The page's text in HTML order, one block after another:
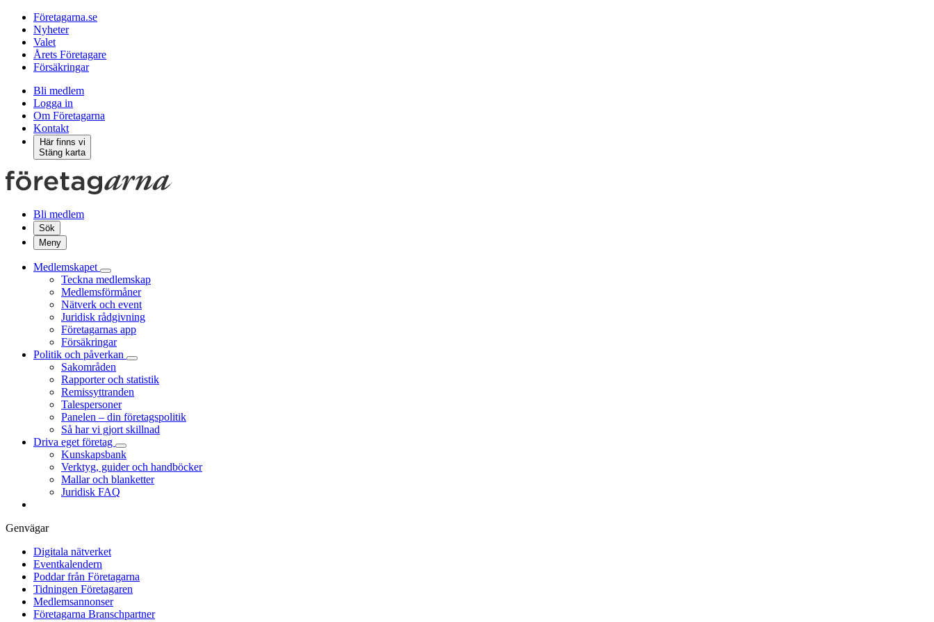
Företagarna.se
Nyheter
Valet
Årets Företagare
Försäkringar
Bli medlem
Logga in
Om Företagarna
Kontakt
Här finns vi
Stäng karta
Bli medlem
Sök
Meny
Medlemskapet
Teckna medlemskap
Medlemsförmåner
Nätverk och event
Juridisk rådgivning
Företagarnas app
Försäkringar
Politik och påverkan
Sakområden
Rapporter och statistik
Remissyttranden
Talespersoner
Panelen – din företagspolitik
Så har vi gjort skillnad
Driva eget företag
Kunskapsbank
Verktyg, guider och handböcker
Mallar och blanketter
Juridisk FAQ
Genvägar
Digitala nätverket
Eventkalendern
Poddar från Företagarna
Tidningen Företagaren
Medlemsannonser
Företagarna Branschpartner